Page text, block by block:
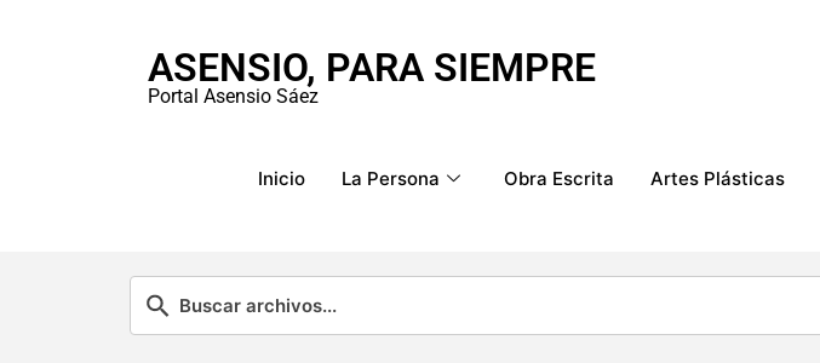
ASENSIO, PARA SIEMPRE
Portal Asensio Sáez
Inicio La Persona Obra Escrita Artes Plásticas